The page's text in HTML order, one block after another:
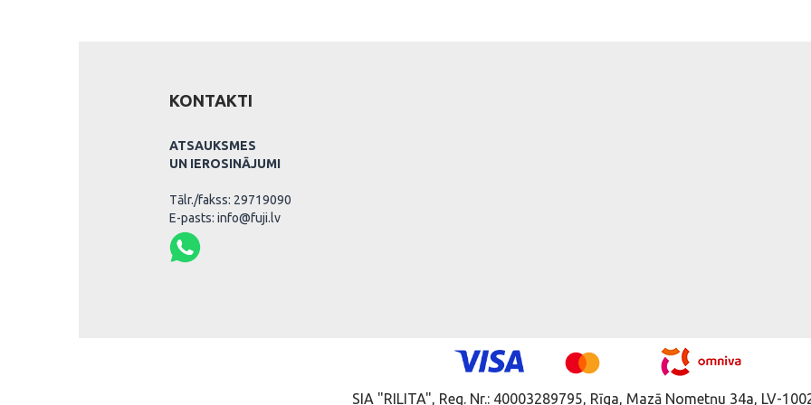
KONTAKTI
ATSAUKSMES
UN IEROSINĀJUMI
Tālr./fakss: 29719090
E-pasts: info@fuji.lv
SIA "RILITA", Reg. Nr.: 40003289795, Rīga, Mazā Nometņu 34a, LV-